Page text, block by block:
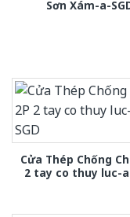
Sơn Xám-a-
Cửa Thép Chống
2 tay co thuy luc-